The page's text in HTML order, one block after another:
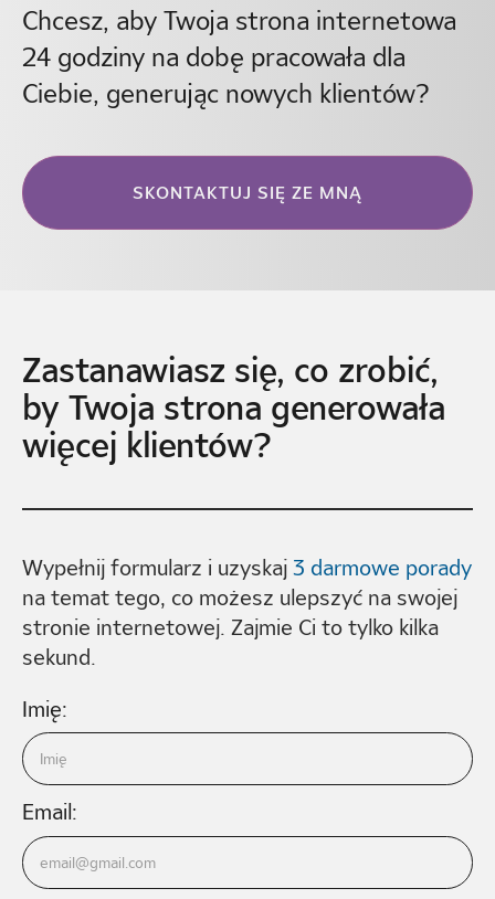
Chcesz, aby Twoja strona internetowa
24 godziny na dobę pracowała dla
Ciebie, generując nowych klientów?
SKONTAKTUJ SIĘ ZE MNĄ
Zastanawiasz się, co zrobić,
by Twoja strona generowała
więcej klientów?
Wypełnij formularz i uzyskaj3 darmowe porady
na temat tego, co możesz ulepszyć na swojej
stronie internetowej. Zajmie Ci to tylko kilka
sekund.
Imię:
Email: